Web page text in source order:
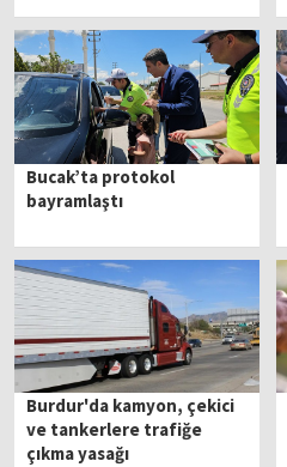
Bucak’ta protokol
bayramlaştı
Burdur'da kamyon, çekici
ve tankerlere trafiğe
çıkma yasağı